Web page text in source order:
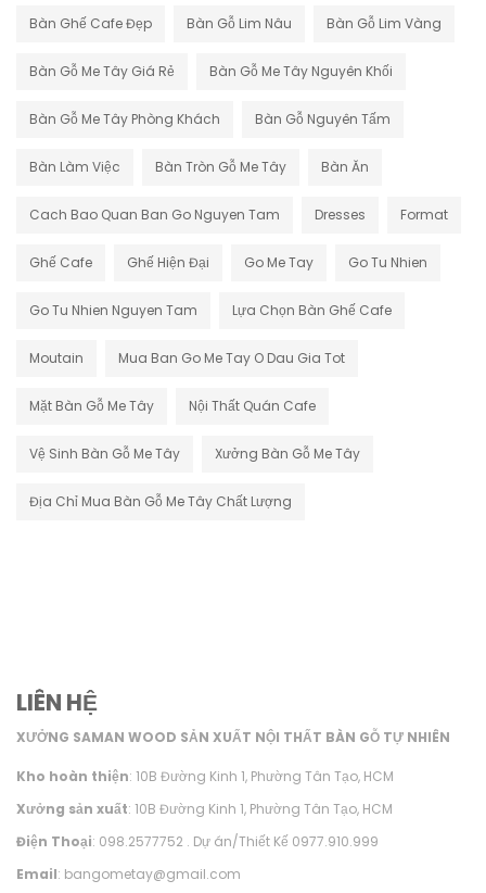
Bàn Ghế Cafe Đẹp Bàn Gỗ Lim Nâu Bàn Gỗ Lim Vàng
Bàn Gỗ Me Tây Giá Rẻ Bàn Gỗ Me Tây Nguyên Khối
Bàn Gỗ Me Tây Phòng Khách Bàn Gỗ Nguyên Tấm
Bàn Làm Việc Bàn Tròn Gỗ Me Tây Bàn Ăn
Cach Bao Quan Ban Go Nguyen Tam Dresses Format
Ghế Cafe Ghế Hiện Đại Go Me Tay Go Tu Nhien
Go Tu Nhien Nguyen Tam Lựa Chọn Bàn Ghế Cafe
Moutain Mua Ban Go Me Tay O Dau Gia Tot
Mặt Bàn Gỗ Me Tây Nội Thất Quán Cafe
Vệ Sinh Bàn Gỗ Me Tây Xưởng Bàn Gỗ Me Tây
Địa Chỉ Mua Bàn Gỗ Me Tây Chất Lượng
LIÊN HỆ
XƯỞNG SAMAN WOOD SẢN XUẤT NỘI THẤT BÀN GỖ TỰ NHIÊN
Kho hoàn thiện: 10B Đường Kinh 1, Phường Tân Tạo, HCM
Xưởng sản xuất: 10B Đường Kinh 1, Phường Tân Tạo, HCM
Điện Thoại: 098.2577752 . Dự án/Thiết Kế 0977.910.999
Email: bangometay@gmail.com